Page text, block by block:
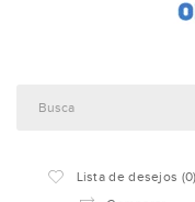
Lista de desejos (0)